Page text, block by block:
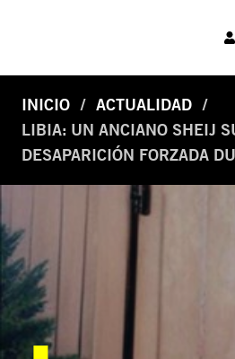
INICIO
ACTUALIDAD
LIBIA: UN ANCIANO SHEIJ
DESAPARICIÓN FORZADA